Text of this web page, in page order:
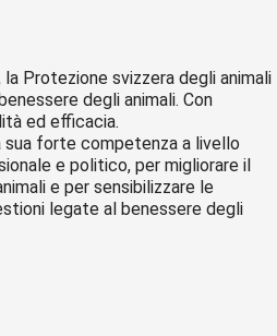
la Protezione svizzera degli animali
degli animali. Con
ed efficacia.
sua forte competenza a livello
e politico, per migliorare il
e per sensibilizzare le
legate al benessere degli